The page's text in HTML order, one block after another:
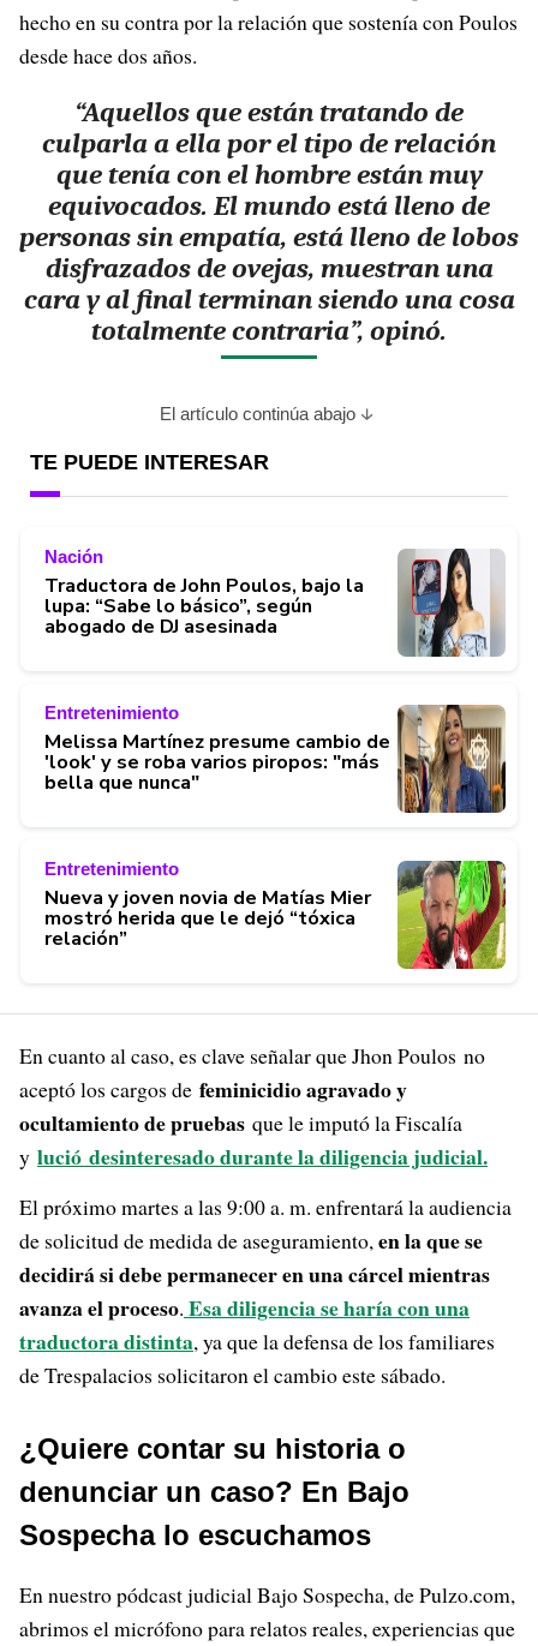
hecho en su contra por la relación que sostenía con Poulos
desde hace dos años.
“Aquellos que están tratando de
culparla a ella por el tipo de relación
que tenía con el hombre están muy
equivocados. El mundo está lleno de
personas sin empatía, está lleno de lobos
disfrazados de ovejas, muestran una
cara y al final terminan siendo una cosa
totalmente contraria”, opinó.
El artículo continúa abajo
TE PUEDE INTERESAR
Nación
Traductora de John Poulos, bajo la
lupa: “Sabe lo básico”, según
abogado de DJ asesinada
Entretenimiento
Melissa Martínez presume cambio de
'look' y se roba varios piropos: "más
bella que nunca"
Entretenimiento
Nueva y joven novia de Matías Mier
mostró herida que le dejó “tóxica
relación”
En cuanto al caso, es clave señalar que Jhon Poulos no
aceptó los cargos de feminicidio agravado y
ocultamiento de pruebas que le imputó la Fiscalía
y lució desinteresado durante la diligencia judicial.
El próximo martes a las 9:00 a. m. enfrentará la audiencia
de solicitud de medida de aseguramiento,en la que se
decidirá si debe permanecer en una cárcel mientras
avanza el proceso. Esa diligencia se haría con una
traductora distinta, ya que la defensa de los familiares
de Trespalacios solicitaron el cambio este sábado.
¿Quiere contar su historia o
denunciar un caso? En Bajo
Sospecha lo escuchamos
En nuestro pódcast judicial Bajo Sospecha, de Pulzo.com,
abrimos el micrófono para relatos reales, experiencias que